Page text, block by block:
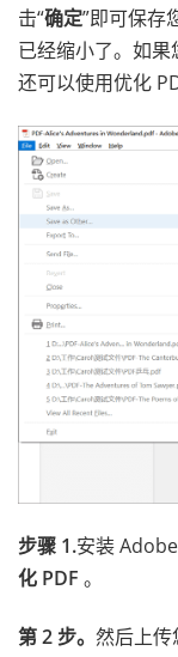
击“确定”即可保存
已经缩小了。如
还可以使用优化
步骤 1.安装
化 PDF 。
第 2 步。 然后上传